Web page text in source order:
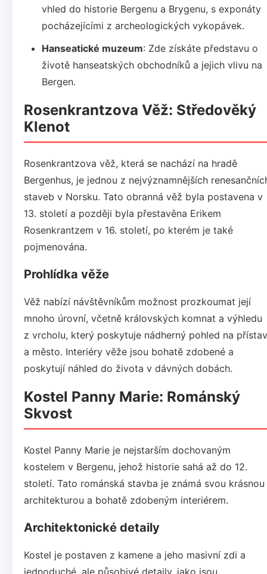
vhled do historie Bergenu a Brygenu, s exponáty
pocházejícími z archeologických vykopávek.
Hanseatické muzeum: Zde získáte představu o
životě hanseatských obchodníků a jejich vlivu na
Bergen.
Rosenkrantzova Věž: Středověký
Klenot
Rosenkrantzova věž, která se nachází na hradě
Bergenhus, je jednou z nejvýznamnějších
staveb v Norsku. Tato obranná věž byla postavena v
13. století a později byla přestavěna Erikem
Rosenkrantzem v 16. století, po kterém je také
pojmenována.
Prohlídka věže
Věž nabízí návštěvníkům možnost prozkoumat její
mnoho úrovní, včetně královských komnat a výhledu
z vrcholu, který poskytuje nádherný pohled na přístav
a město. Interiéry věže jsou bohatě zdobené a
poskytují náhled do života v dávných dobách.
Kostel Panny Marie: Románský
Skvost
Kostel Panny Marie je nejstarším dochovaným
kostelem v Bergenu, jehož historie sahá až do 12.
století. Tato románská stavba je známá svou krásnou
architekturou a bohatě zdobeným interiérem.
Architektonické detaily
Kostel je postaven z kamene a jeho masivní zdi a
jednoduché, ale působivé detaily, jako jsou